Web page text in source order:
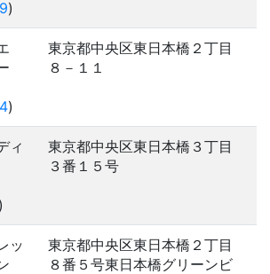
)
)
東京都中央区東日本橋２丁目
８－１１
ィ
)
東京都中央区東日本橋３丁目
３番１５号
ッ
東京都中央区東日本橋２丁目
８番５号東日本橋グリーンビ